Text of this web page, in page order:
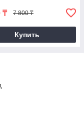
₸ 7 800 ₸
Купить